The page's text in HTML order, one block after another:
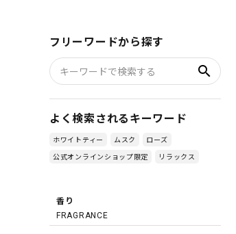
フリーワードから探す
search
よく検索されるキーワード
ホワイトティー ムスク
ローズ
公式オンラインショップ限定
リラックス
香り
FRAGRANCE